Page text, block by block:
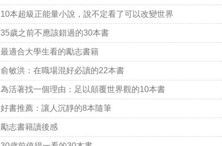
10本超級正能量小說，說不定看了可以改變世界
35歲之前不應該錯過的30本書
最適合大學生看的勵志書籍
俞敏洪：在職場混好必讀的22本書
為活著找一個理由：足以顛覆世界觀的10本書
好書推薦：讓人沉靜的8本隨筆
勵志書籍讀後感